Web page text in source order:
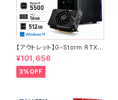
【アウトレット】G-Storm RTX2
060Super Ryzen5-5500 メ
モリ16GB SSD512GB ゲーミ
ングPC 90日保証
¥101,656
3%OFF